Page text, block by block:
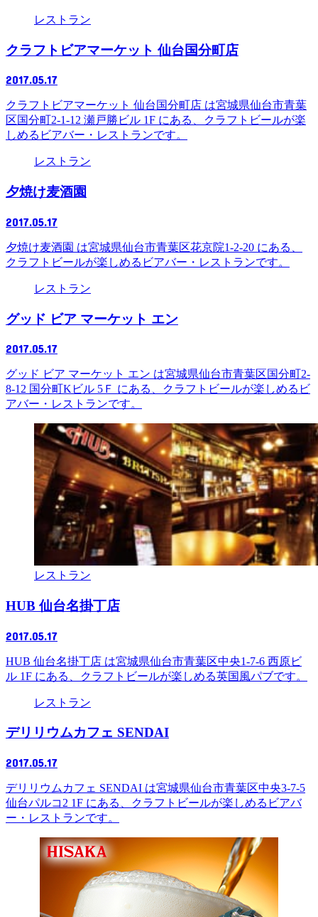
レストラン
クラフトビアマーケット 仙台国分町店
2017.05.17
クラフトビアマーケット 仙台国分町店 は宮城県仙台市青葉
区国分町2-1-12 瀬戸勝ビル 1F にある、クラフトビールが楽
しめるビアバー・レストランです。
レストラン
夕焼け麦酒園
2017.05.17
夕焼け麦酒園 は宮城県仙台市青葉区花京院1-2-20 にある、
クラフトビールが楽しめるビアバー・レストランです。
レストラン
グッド ビア マーケット エン
2017.05.17
グッド ビア マーケット エン は宮城県仙台市青葉区国分町2-
8-12 国分町Kビル 5Ｆ にある、クラフトビールが楽しめるビ
アバー・レストランです。
レストラン
HUB 仙台名掛丁店
2017.05.17
HUB 仙台名掛丁店 は宮城県仙台市青葉区中央1-7-6 西原ビ
ル 1F にある、クラフトビールが楽しめる英国風パブです。
レストラン
デリリウムカフェ SENDAI
2017.05.17
デリリウムカフェ SENDAI は宮城県仙台市青葉区中央3-7-5
仙台パルコ2 1F にある、クラフトビールが楽しめるビアバ
ー・レストランです。